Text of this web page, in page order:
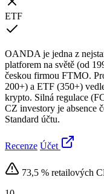
ETF
OANDA je jedna z
platforem na světě (od
českou firmou FTMO.
200+) a ETF (350+)
krypto. Silná regulace
CZ investory je absence
Standard účtu.
Recenze Účet
73,5 % retailových